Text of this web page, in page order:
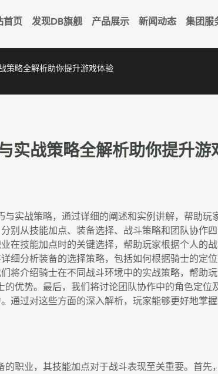
首页 发现DB旗舰 产品展示 新闻动态 集团服
策略全解析助你提升游戏体验
实战策略全解析助你提升游
实战策略，通过详细的阐述和实例讲解，帮助玩
别从技能加点、装备选择、战斗策略和团队协作
在技能加点时的关键选择，帮助玩家根据个人的
细分析装备的选择策略，包括如何根据骑士的定
将介绍骑士在不同战斗环境中的实战策略，帮助
的优势。最后，我们将讨论团队协作中的角色定位
通过对这些方面的深入解析，玩家能够更好地掌
职业，其技能加点对于战斗表现至关重要。首先